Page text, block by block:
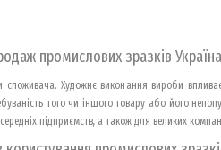
промислових зразків Україна
споживача. Художнє виконання вироби
того чи іншого товару або його
підприємств, а також для великих